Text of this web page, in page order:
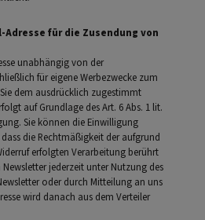
Adresse für die Zusendung von
unabhängig von der
für eigene Werbezwecke zum
dem ausdrücklich zugestimmt
auf Grundlage des Art. 6 Abs. 1 lit.
Sie können die Einwilligung
die Rechtmäßigkeit der aufgrund
erfolgten Verarbeitung berührt
jederzeit unter Nutzung des
oder durch Mitteilung an uns
wird danach aus dem Verteiler